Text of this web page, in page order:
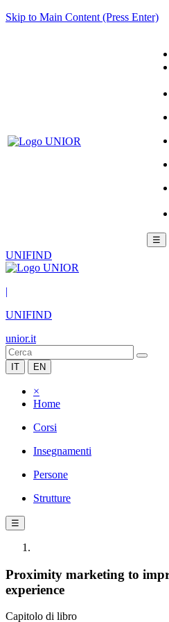
Skip to Main Content (Press Enter)
☰
UNIFIND
|
UNIFIND
unior.it
IT EN
×
Home
Corsi
Insegnamenti
Persone
Strutture
☰
Proximity marketing to
experience
Capitolo di libro